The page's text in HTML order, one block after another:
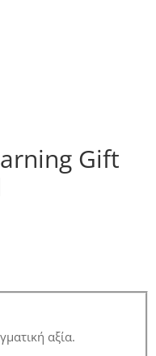
Gift
αξία.